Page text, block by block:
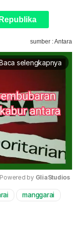
sumber : Antara
selengkapnya
Mute
Powered by GliaStudios
manggarai